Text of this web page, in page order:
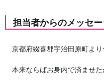
担当者からのメッセ
京都府綴喜郡宇治田原町よ
本来ならばお身内で済ませ